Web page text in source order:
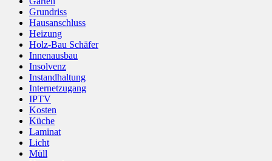
Grundriss
Hausanschluss
Heizung
Holz-Bau Schäfer
Innenausbau
Insolvenz
Instandhaltung
Internetzugang
IPTV
Kosten
Küche
Laminat
Licht
Müll